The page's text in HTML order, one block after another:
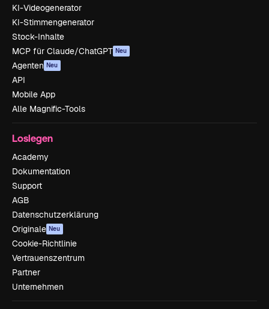
KI-Videogenerator
KI-Stimmengenerator
Stock-Inhalte
MCP für Claude/ChatGPT Neu
Agenten Neu
API
Mobile App
Alle Magnific-Tools
Loslegen
Academy
Dokumentation
Support
AGB
Datenschutzerklärung
Originale Neu
Cookie-Richtlinie
Vertrauenszentrum
Partner
Unternehmen